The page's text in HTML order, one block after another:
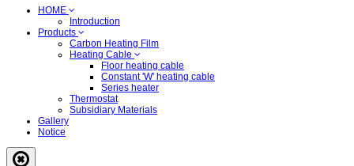
HOME
Introduction
Products
Carbon Heating Film
Heating Cable
Floor heating cable
Constant 'W' heating cable
Series heater
Thermostat
Subsidiary Materials
Gallery
Notice